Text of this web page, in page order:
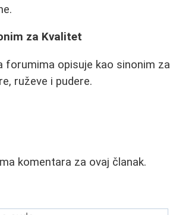
za Kvalitet
forumima opisuje kao sinonim za
ruževe i pudere.
komentara za ovaj članak.